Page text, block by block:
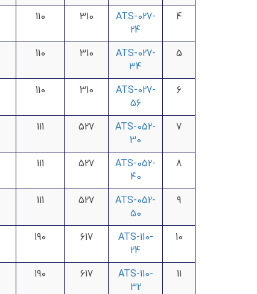
4
ATS-027-
24
310
110
5
ATS-027-
34
310
110
6
ATS-027-
56
310
110
7
ATS-052-
30
527
111
8
ATS-052-
40
527
111
9
ATS-052-
50
527
111
10
ATS-110-
24
617
190
11
ATS-110-
32
617
190